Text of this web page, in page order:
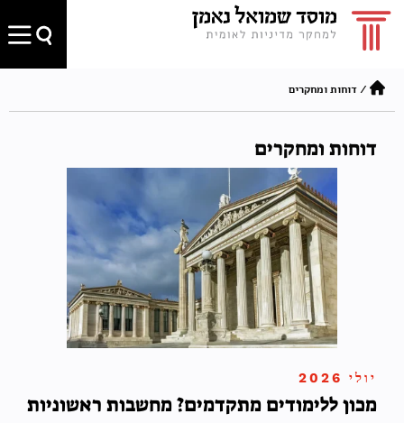
/דוחות ומחקרים
דוחות ומחקרים
יולי 2026
מכון ללימודים מתקדמים? מחשבות ראשוניות